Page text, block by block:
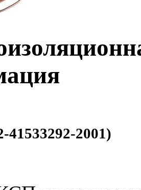
41533292-2001)